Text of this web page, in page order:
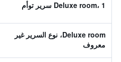
Deluxe room، 1 سرير توأم
Deluxe room، نوع السرير غير
معروف